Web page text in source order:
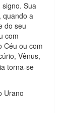
Sua
quando a
do seu
com
Céu ou com
Vênus,
torna-se
Urano